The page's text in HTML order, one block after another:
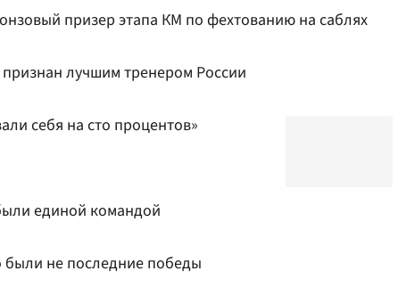
призер этапа КМ по фехтованию на саблях
лучшим тренером России
себя на сто процентов»
единой командой
были не последние победы